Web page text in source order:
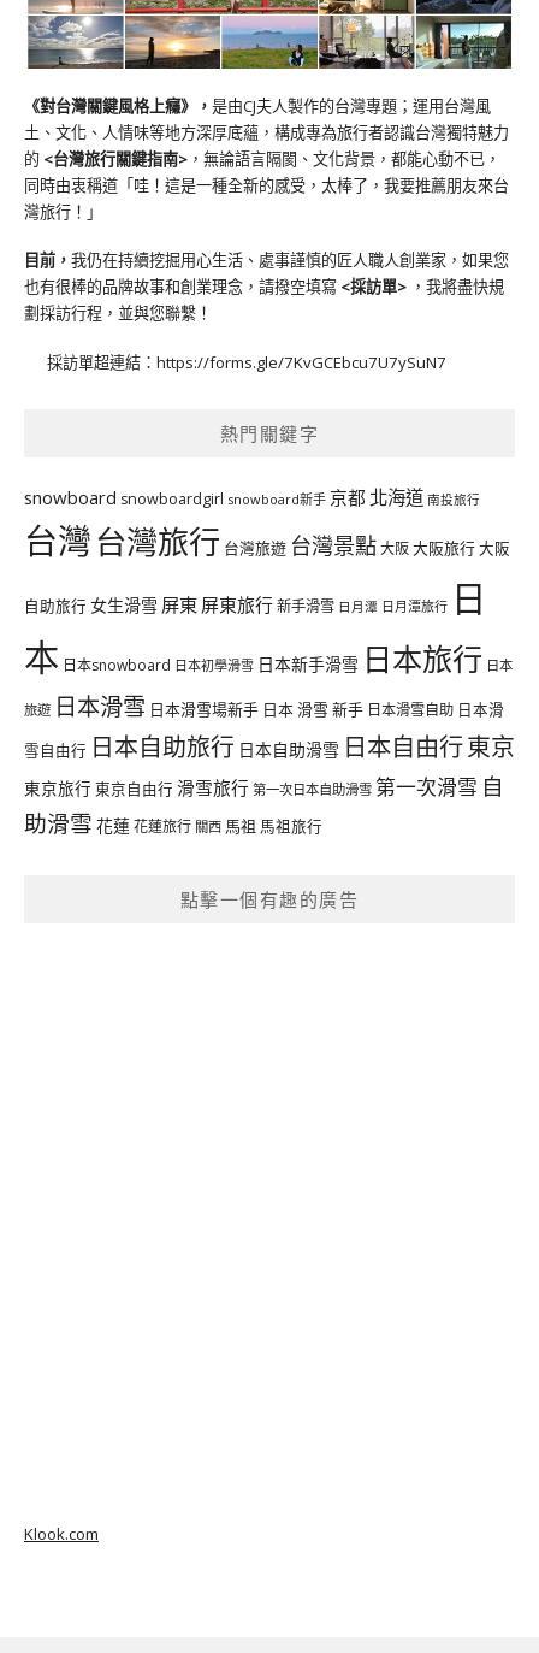
《對台灣關鍵風格上癮》 ， 是由CJ夫人製作的台灣專題；運用台灣風
土、文化、人情味等地方深厚底蘊，構成專為旅行者認識台灣獨特魅力
的 <台灣旅行關鍵指南> ，無論語言隔閡、文化背景，都能心動不已，
同時由衷稱道「哇！這是一種全新的感受，太棒了，我要推薦朋友來台
灣旅行！」
目前， 我仍在持續挖掘用心生活、處事謹慎的匠人職人創業家，如果您
也有很棒的品牌故事和創業理念，請撥空填寫 <採訪單> ，我將盡快規
劃採訪行程，並與您聯繫！
採訪單超連結： https://forms.gle/7KvGCEbcu7U7ySuN7
熱門關鍵字
snowboard snowboardgirl snowboard新手 京都 北海道 南投旅行
台灣台灣旅行 台灣旅遊 台灣景點大阪大阪旅行大阪
自助旅行 女生滑雪 屏東 屏東旅行新手滑雪 日月潭 日月潭旅行 日
本 日本snowboard 日本初學滑雪 日本新手滑雪 日本旅行 日本
旅遊 日本滑雪 日本滑雪場新手 日本 滑雪 新手 日本滑雪自助 日本滑
雪自由行 日本自助旅行 日本自助滑雪 日本自由行東京
東京旅行 東京自由行 滑雪旅行 第一次日本自助滑雪 第一次滑雪 自
助滑雪 花蓮花蓮旅行 關西 馬祖 馬祖旅行
點擊一個有趣的廣告
Klook.com